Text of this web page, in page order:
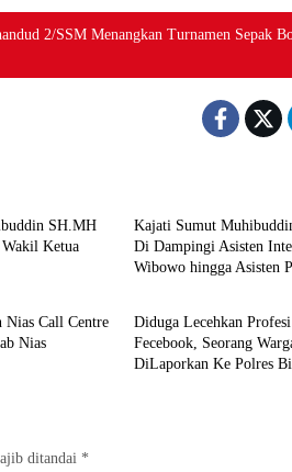
2/SSM Menangkan Turnamen Sepak
SH.MH
Ketua
Kajati Sumut
Di Dampingi Asisten
Wibowo hingga Asisten
Nias Call Centre
Nias
Diduga Lecehkan
Fecebook, Seorang
DiLaporkan Ke Polres
ditandai *